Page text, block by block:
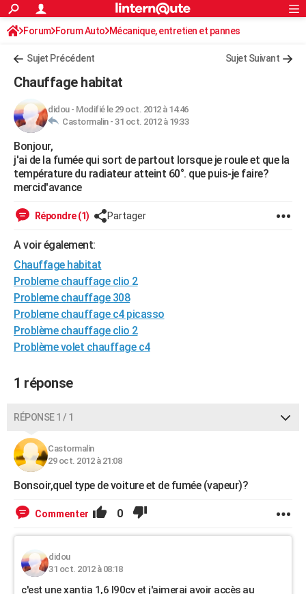
ACTUALITÉS
Politique
Société
Faits Divers
Education
Monde
Villes
+
Retraite
Impôts
Epargne
Immobilier
Risques naturels par ville
Banque
Assurance
Crédit
AUTO
Essais
Réserver un essai
Citadines
Berlines
SUV
Forum auto
+HIGH-TECH
Mobiles
Meilleur smartphone
Internet
Ordinateurs
Jeux vidéo
Guide high-tech
+BRICOLAGE
Forum
Aménagement intérieur
Extérieur
Cuisine
Salle de bains
Jardinage
Rangement
WEEK-END
LIFESTYLE
Art de vivre
Bien-être
Loisirs
Mode
Modes de vie
SANTE
Alimentation
Guide de la santé
Maladies
Médicaments
Sommeil
VOYAGE
Destinations
City break
Voyage nature
Voyage de noces
Forum
Climat
+PHOTO
GUIDES D'ACHAT
BONS PLANS
Dictionnaire
Biographies
Citations
Expressions
Proverbes
PROGRAMME TV
COPAINS D'AVANT
S'inscrire
Se connecter
Lycées
Collèges
Primaires
Universités
Entreprises
Service militaire
Avis de recherche
AVIS DE DÉCÈS
Bricolage
Lifestyle
Culture
Sport
Auto
Television
Voyage
Cinema
Rechercher
S'inscrire
Connexion
Forum Forum Auto Mécanique, entretien et pannes
Sujet Précédent Sujet Suivant
Chauffage habitat
didou- Modifié le 29 oct. 2012 à 14:46
Castormalin - 31 oct. 2012 à 19:33
Bonjour,
j'ai de la fumée qui sort de partout lorsque je roule et que la
température du radiateur atteint 60°. que puis-je faire?
mercid'avance
Répondre (1) Partager
A voir également:
Chauffage habitat
Probleme chauffage clio 2
Probleme chauffage 308
Probleme chauffage c4 picasso
Problème chauffage clio 2
Problème volet chauffage c4
1 réponse
RÉPONSE 1 / 1
Castormalin
29 oct. 2012 à 21:08
Bonsoir,quel type de voiture et de fumée (vapeur)?
Commenter 0
didou
31 oct. 2012 à 08:18
c'est une xantia 1,6 l90cv et j'aimerai avoir accès au